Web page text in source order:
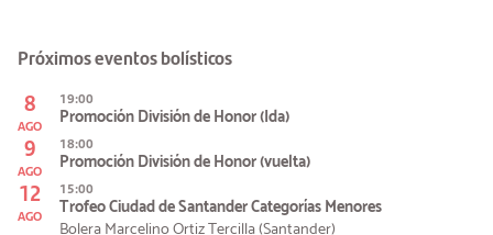
Próximos eventos bolísticos
8
AGO
19:00
Promoción División de Honor (Ida)
9
AGO
18:00
Promoción División de Honor (vuelta)
12
AGO
15:00
Trofeo Ciudad de Santander Categorías Menores
Bolera Marcelino Ortiz Tercilla (Santander)